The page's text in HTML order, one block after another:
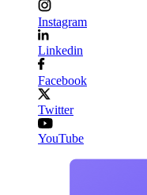
Instagram
Linkedin
Facebook
Twitter
YouTube